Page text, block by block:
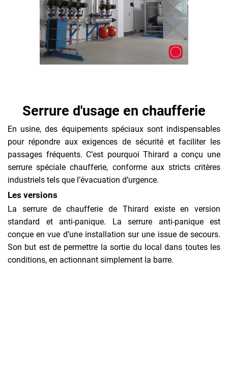
Serrure d'usage en chaufferie
En usine, des équipements spéciaux sont indispensables
pour répondre aux exigences de sécurité et faciliter les
passages fréquents. C’est pourquoi Thirard a conçu une
serrure spéciale chaufferie, conforme aux stricts critères
industriels tels que l’évacuation d’urgence.
Les versions
La serrure de chaufferie de Thirard existe en version
standard et anti-panique. La serrure anti-panique est
conçue en vue d’une installation sur une issue de secours.
Son but est de permettre la sortie du local dans toutes les
conditions, en actionnant simplement la barre.